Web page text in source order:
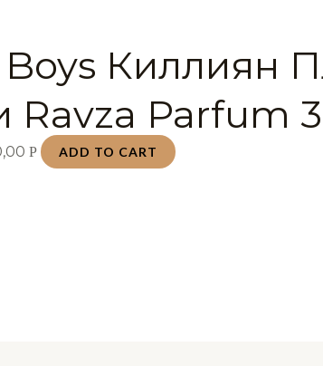
Киллиян
Ravza Parfum
Р ADD TO CART